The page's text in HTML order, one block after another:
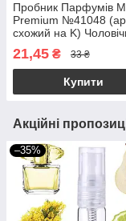
Пробник Парфумів
Premium №41048
схожий на K)
ml
21,45 ₴ 33 ₴
Купити
Акційні
–35%